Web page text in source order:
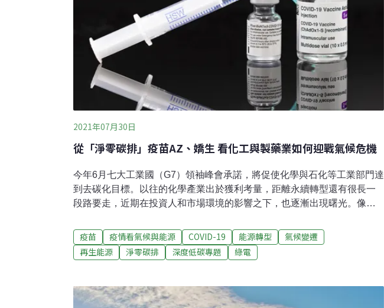
2021年07月30日
從「淨零碳排」疫苗AZ、嬌生 看化工與製藥業如何迎戰氣候危機
今年6月七大工業國（G7）領袖峰會承諾，將促使化學與石化等工業部門達
到去碳化目標。以往的化學產業出於獲利考量，距離永續轉型還有很長一
段路要走，近期在投資人和市場環境的影響之下，也逐漸出現曙光。像是
國藥廠阿斯特捷利康（AstraZeneca，簡稱AZ）宣布要在2025年之前達到
自身營運淨零碳排、2030年之前整體價值鏈負碳排；美國藥廠嬌生
（Johnson & Johnson）也宣布要在2045年，整體價值鏈達到淨零碳排；
頭 化工業積極朝減碳目標邁進國際能源總署（IEA）估計，化學產業在
2018年的二氧化碳直接排放量達8.8億噸，而且還在持續上升中。2017年，
疫苗 疫情看氣候與能源 COVID-19 能源轉型
氣候變遷
再生能源
淨零碳排 深度低碳專題 綠電